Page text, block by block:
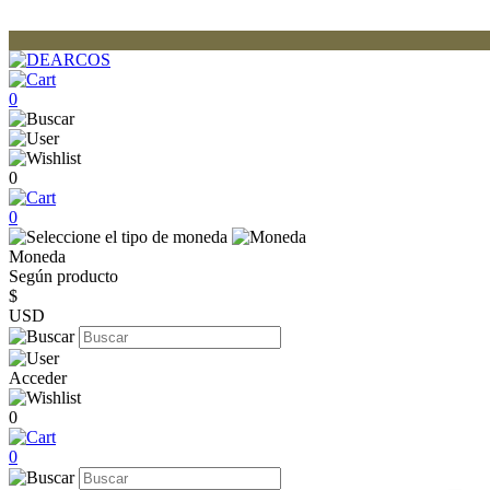
0
0
0
Moneda
Según producto
$
USD
Acceder
0
0